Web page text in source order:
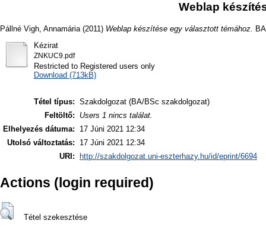
Weblap
Pállné Vigh, Annamária (2011) Weblap készítése egy választott témához.
Kézirat
ZNKUC9.pdf
Restricted to Registered users only
Download (713kB)
Tétel típus: Szakdolgozat (BA/BSc szakdolgozat)
Feltöltő:
Users 1 nincs találat.
Elhelyezés dátuma:
17 Júni 2021 12:34
Utolsó változtatás:
17 Júni 2021 12:34
URI:
http://szakdolgozat.uni-eszterhazy.hu/id/eprint/6694
Actions (login required)
Tétel szekesztése